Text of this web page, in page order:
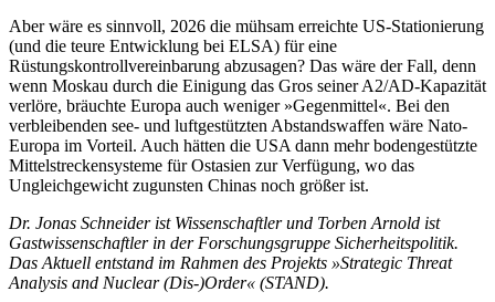
Aber wäre es sinnvoll, 2026 die mühsam erreichte US-Stationierung
(und die teure Entwicklung bei ELSA) für eine
Rüstungskontrollvereinbarung abzusagen? Das wäre der Fall, denn
wenn Moskau durch die Einigung das Gros seiner A2/AD-Kapazität
verlöre, bräuchte Europa auch weniger »Gegen­mittel«. Bei den
verbleibenden see- und luftgestützten Abstandswaffen wäre Nato-
Europa im Vorteil. Auch hätten die USA dann mehr bodengestützte
Mittel­streckensysteme für Ostasien zur Ver­fügung, wo das
Ungleichgewicht zugunsten Chinas noch größer ist.
Dr. Jonas Schneider ist Wissenschaftler und Torben Arnold ist
Gastwissenschaftler in der Forschungsgruppe Sicherheitspolitik.
Das Aktuell entstand im Rahmen des Projekts »Strategic Threat
Analysis and Nuclear (Dis-)Order« (STAND).